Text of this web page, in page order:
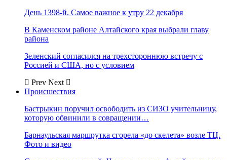
День 1398-й. Самое важное к утру 22 декабря
В Каменском районе Алтайского края выбрали главу
района
Зеленский согласился на трехстороннюю встречу с
Россией и США, но с условием
Prev Next
Происшествия
Бастрыкин поручил освободить из СИЗО учительницу,
которую обвинили в совращении…
Барнаульская маршрутка сгорела «до скелета» возле ТЦ.
Фото и видео